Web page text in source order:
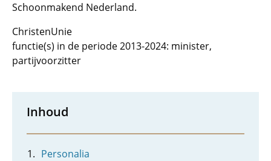
Schoonmakend Nederland.
ChristenUnie
functie(s) in de periode 2013-2024: minister,
partijvoorzitter
Inhoud
Personalia